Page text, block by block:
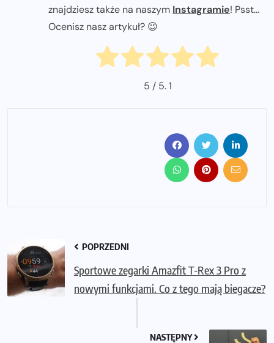
znajdziesz także na naszym Instagramie! Psst...
Ocenisz nasz artykuł? 😉
5 / 5.1
POPRZEDNI
Sportowe zegarki Amazfit T-Rex 3 Pro z
nowymi funkcjami. Co z tego mają biegacze?
NASTĘPNY